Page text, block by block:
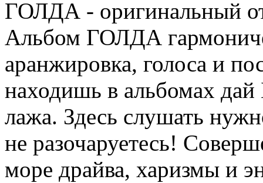
ГОЛДА - оригинальный
Альбом ГОЛДА
аранжировка, голоса и
находишь в альбомах дай
лажа. Здесь слушать
не разочаруетесь!
море драйва, харизмы и